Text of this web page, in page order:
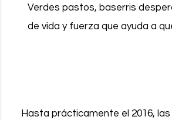
Verdes pastos, baserris
de vida y fuerza que ayuda a
Hasta prácticamente el 2016,